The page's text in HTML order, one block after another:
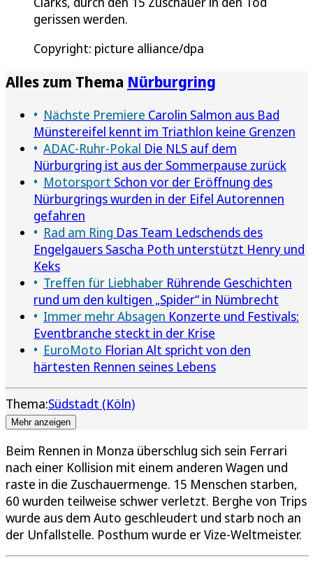
gerissen werden.
Copyright: picture alliance/dpa
Alles zum Thema Nürburgring
Nächste Premiere Carolin Salmon aus Bad
Münstereifel kennt im Triathlon keine Grenzen
ADAC-Ruhr-Pokal Die NLS auf dem
Nürburgring ist aus der Sommerpause zurück
Motorsport Schon vor der Eröffnung des
Nürburgrings wurden in der Eifel Autorennen
gefahren
Rad am Ring Das Team Ledschends des
Engelgauers Sascha Poth unterstützt Henry und
Keks
Treffen für Liebhaber Rührende Geschichten
rund um den kultigen „Spider“ in Nümbrecht
Immer mehr Absagen Konzerte und Festivals:
Eventbranche steckt in der Krise
EuroMoto Florian Alt spricht von den
härtesten Rennen seines Lebens
Thema:Südstadt (Köln)
Mehr anzeigen
Beim Rennen in Monza überschlug sich sein Ferrari
nach einer Kollision mit einem anderen Wagen und
raste in die Zuschauermenge. 15 Menschen starben,
60 wurden teilweise schwer verletzt. Berghe von Trips
wurde aus dem Auto geschleudert und starb noch an
der Unfallstelle. Posthum wurde er Vize-Weltmeister.